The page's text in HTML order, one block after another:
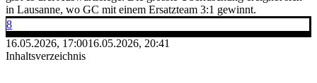
in Lausanne, wo GC mit einem Ersatzteam 3:1 gewinnt.
8
16.05.2026, 17:0016.05.2026, 20:41
Inhaltsverzeichnis